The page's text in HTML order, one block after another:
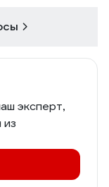
эксперт,
из